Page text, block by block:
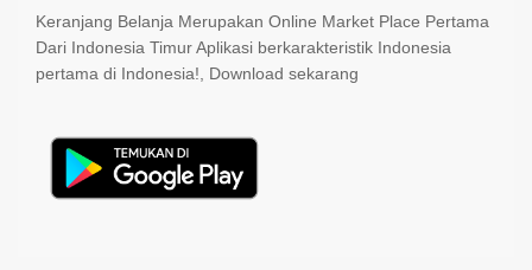
Keranjang Belanja Merupakan Online Market Place Pertama
Dari Indonesia Timur Aplikasi berkarakteristik Indonesia
pertama di Indonesia!, Download sekarang